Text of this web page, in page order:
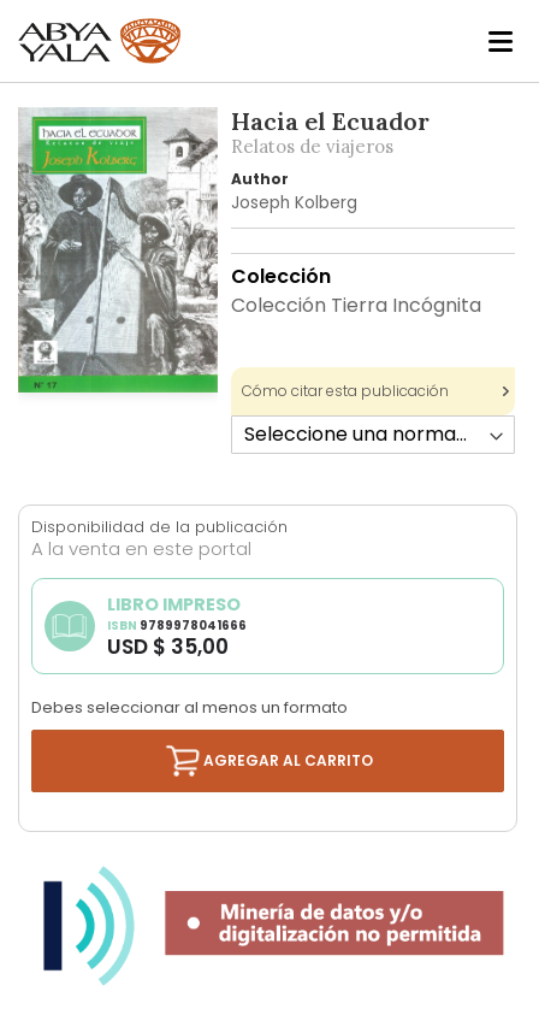
Skip
to
the
end
of
the
images
gallery
of
the
images
gallery
Hacia el Ecuador
Relatos de viajeros
Author
Joseph Kolberg
Colección
Colección Tierra Incógnita
Cómo citar esta publicación
Disponibilidad de la publicación
A la venta en este portal
LIBRO IMPRESO
ISBN 9789978041666
USD $ 35,00
Debes seleccionar al menos un formato
AGREGAR AL CARRITO